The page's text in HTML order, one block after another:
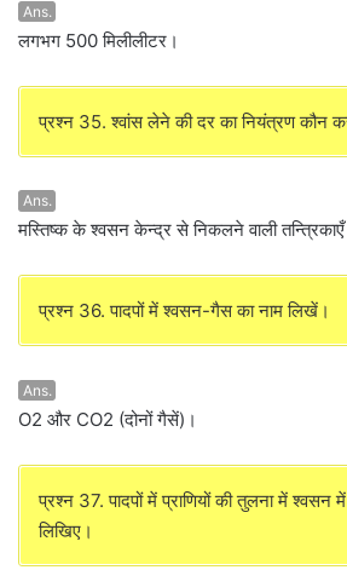
Ans.
लगभग 500 मिलीलीटर।
प्रश्न 35. श्वांस लेने की दर का नियंत्रण कौन
Ans.
मस्तिष्क के श्वसन केन्द्र से निकलने वाली
प्रश्न 36. पादपों में श्वसन-गैस का नाम लिखें।
Ans.
O2 और CO2 (दोनों गैसें)।
प्रश्न 37. पादपों में प्राणियों की तुलना में
लिखिए।